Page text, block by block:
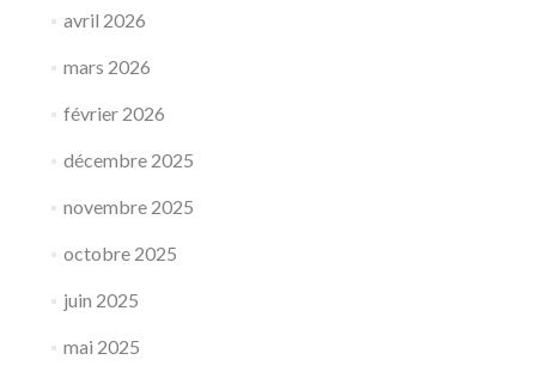
avril 2026
mars 2026
février 2026
décembre 2025
novembre 2025
octobre 2025
juin 2025
mai 2025